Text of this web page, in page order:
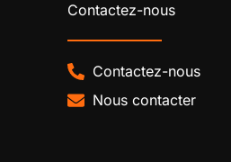
Contactez-nous
Contactez-nous
Nous contacter